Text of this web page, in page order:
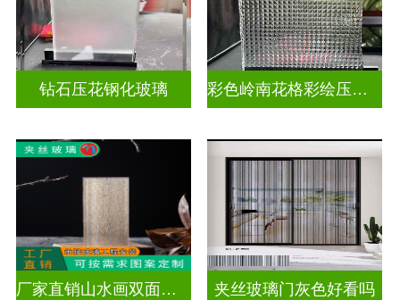
钻石压花钢化玻璃 彩色岭南花格彩绘压花玻璃
厂家直销山水画双面轻奢透光夹丝玻璃 夹丝玻璃门灰色好看吗